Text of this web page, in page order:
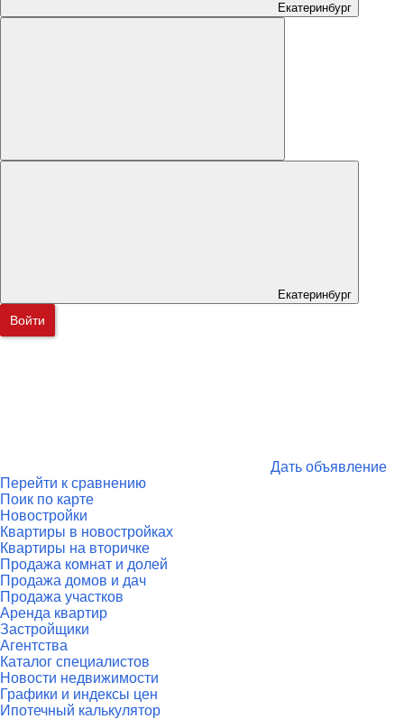
Екатеринбург
Екатеринбург
Войти
Дать объявление
Перейти к сравнению
Поик по карте
Новостройки
Квартиры в новостройках
Квартиры на вторичке
Продажа комнат и долей
Продажа домов и дач
Продажа участков
Аренда квартир
Застройщики
Агентства
Каталог специалистов
Новости недвижимости
Графики и индексы цен
Ипотечный калькулятор